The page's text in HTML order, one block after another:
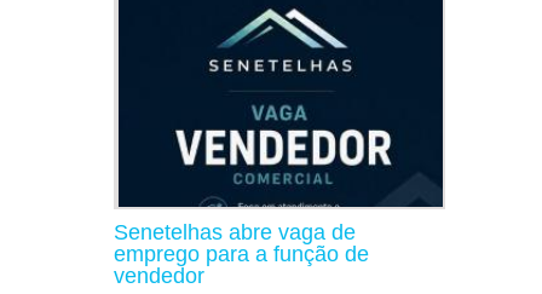
Senetelhas abre vaga de
emprego para a função de
vendedor